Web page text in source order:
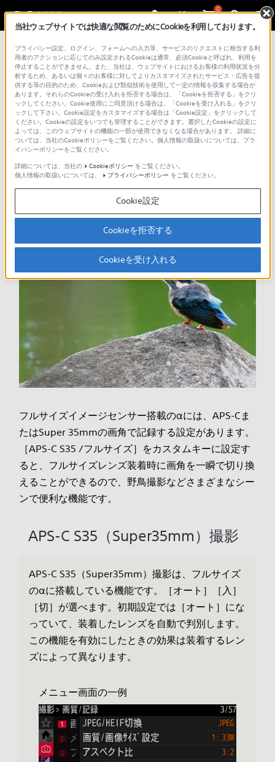
0
活用ガイド >フォトマガジン> フルサイズのα（アル
ファ） 画角を一瞬で切り換える
フルサイズのα（アルファ）
画角を一瞬で切り換える
フルサイズイメージセンサー搭載のαには、APS-Cま
たはSuper 35mmの画角で記録する設定があります。
［APS-C S35 /フルサイズ］をカスタムキーに設定す
ると、フルサイズレンズ装着時に画角を一瞬で切り換
えることができるので、野鳥撮影などさまざまなシー
ンで便利な機能です。
APS-C S35（Super35mm）撮影
APS-C S35（Super35mm）撮影は、フルサイズ
のαに搭載している機能です。［オート］［入］
［切］が選べます。初期設定では［オート］にな
っていて、装着したレンズを自動で判別します。
この機能を有効にしたときの効果は装着するレン
ズによって異なります。
メニュー画面の一例
当社ウェブサイトでは快適な閲覧のためにCookieを利用しております。
プライバシー設定、ログイン、フォームへの入力等、サービスのリクエストに相当する利
用者のアクションに応じてのみ設定されるCookieは通常、必須Cookieと呼ばれ、利用を
停止することができません。また、当社は、ウェブサイトにおけるお客様の利用状況を分
析するため、あるいは個々のお客様に対してよりカスタマイズされたサービス・広告を提
供する等の目的のため、Cookieおよび類似技術を使用して一定の情報を収集する場合が
あります。それらのCookieの受け入れを拒否する場合は、「Cookieを拒否する」をクリ
ックしてください。Cookie使用にご同意頂ける場合は、「Cookieを受け入れる」をクリ
ックして下さい。Cookie設定をカスタマイズする場合は「Cookie設定」をクリックして
ください。Cookieの設定をいつでも管理することができます。選択したCookieの設定に
よっては、このウェブサイトの機能の一部が使用できなくなる場合があります。 詳細に
ついては、当社のCookieポリシーをご覧ください。個人情報の取扱いについては、プラ
イバシーポリシーをご覧ください。
詳細については、当社の
Cookieポリシー をご覧ください。
個人情報の取扱いについては、
プライバシーポリシー をご覧ください。
Cookie設定
Cookieを拒否する
Cookieを受け入れる